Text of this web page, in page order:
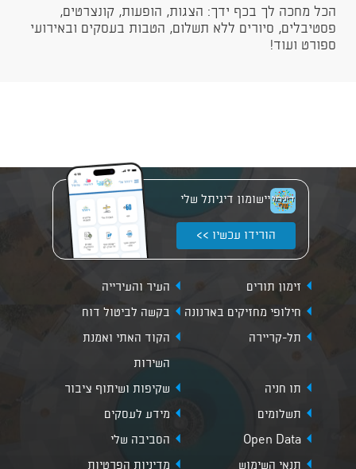
הכל מחכה לך בכף ידך: הצגות, הופעות, קונצרטים,
פסטיבלים, סיורים ללא תשלום, הטבות בעסקים ובאירועי
ספורט ועוד!
יישומון דיגיתל שלי
הורידו עכשיו >>
זימון תורים
העיר והעירייה
חילופי מחזיקים בארנונה
בקשה לביטול דוח
תל-קריירה
הקוד האתי ואמנת
השירות
תו חניה
שקיפות ושיתוף ציבור
תשלומים
מידע לעסקים
Open Data
הסביבה שלי
תנאי השימוש
מדיניות הפרטיות